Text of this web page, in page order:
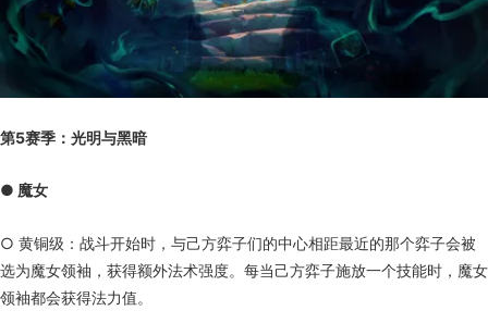
第5赛季：光明与黑暗
● 魔女
○ 黄铜级：战斗开始时，与己方弈子们的中心相距最近的那个弈子会被
选为魔女领袖，获得额外法术强度。每当己方弈子施放一个技能时，魔女
领袖都会获得法力值。